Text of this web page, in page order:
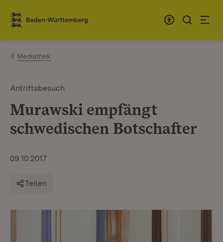
Zum Inhalt springen
Link zur Startseite
Mediathek
Antrittsbesuch
Murawski empfängt
schwedischen Botschafter
09.10.2017
Teilen